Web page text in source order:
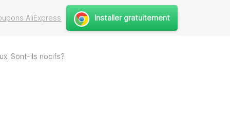
AliExpress Installer gratuitement
Sont-ils nocifs?